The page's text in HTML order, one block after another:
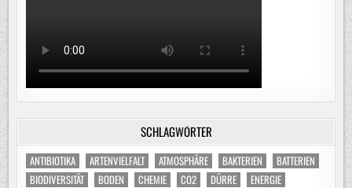
SCHLAGWÖRTER
ANTIBIOTIKA ARTENVIELFALT ATMOSPHÄRE BAKTERIEN
BATTERIEN
BIODIVERSITÄT
BODEN CHEMIE CO2 DÜRRE
ENERGIE